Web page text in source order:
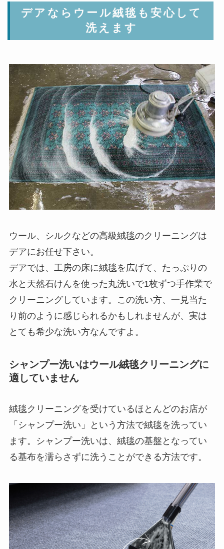
デアならウール絨毯も安心して
洗えます
ウール、シルクなどの高級絨毯のクリーニングは
デアにお任せ下さい。
デアでは、工房の床に絨毯を広げて、たっぷりの
水と天然石けんを使った丸洗いで1枚ずつ手作業で
クリーニングしています。この洗い方、一見当た
り前のように感じられるかもしれませんが、実は
とても希少な洗い方なんですよ。
シャンプー洗いはウール絨毯クリーニングに
適していません
絨毯クリーニングを受けているほとんどのお店が
「シャンプー洗い」という方法で絨毯を洗ってい
ます。シャンプー洗いは、絨毯の基盤となってい
る基布を濡らさずに洗うことができる方法です。